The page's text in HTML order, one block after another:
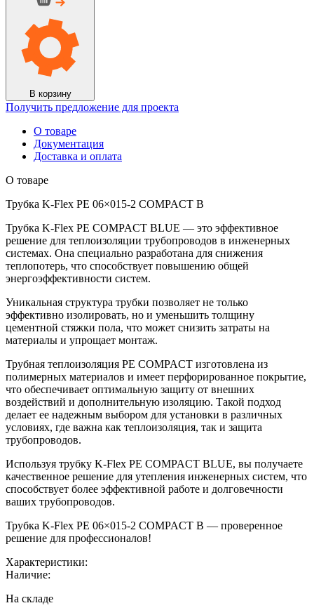
В корзину
Получить предложение для проекта
О товаре
Документация
Доставка и оплата
О товаре
Трубка K-Flex PE 06×015-2 COMPACT B
Трубка K-Flex PE COMPACT BLUE — это эффективное
решение для теплоизоляции трубопроводов в инженерных
системах. Она специально разработана для снижения
теплопотерь, что способствует повышению общей
энергоэффективности систем.
Уникальная структура трубки позволяет не только
эффективно изолировать, но и уменьшить толщину
цементной стяжки пола, что может снизить затраты на
материалы и упрощает монтаж.
Трубная теплоизоляция PE COMPACT изготовлена из
полимерных материалов и имеет перфорированное покрытие,
что обеспечивает оптимальную защиту от внешних
воздействий и дополнительную изоляцию. Такой подход
делает ее надежным выбором для установки в различных
условиях, где важна как теплоизоляция, так и защита
трубопроводов.
Используя трубку K-Flex PE COMPACT BLUE, вы получаете
качественное решение для утепления инженерных систем, что
способствует более эффективной работе и долговечности
ваших трубопроводов.
Трубка K-Flex PE 06×015-2 COMPACT B — проверенное
решение для профессионалов!
Характеристики:
Наличие:
На складе